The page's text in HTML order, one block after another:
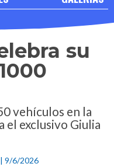
su
vehículos en la
el exclusivo Giulia
| 9/6/2026